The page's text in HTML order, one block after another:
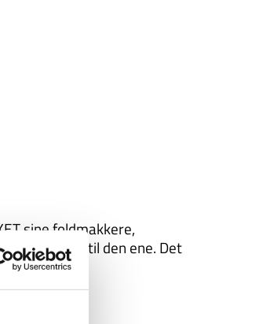
sine foldmakkere,
sige farvel til den ene. Det